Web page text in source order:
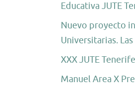
Educativa JUTE
Nuevo proyecto
Universitarias.
XXX JUTE
Manuel Area X